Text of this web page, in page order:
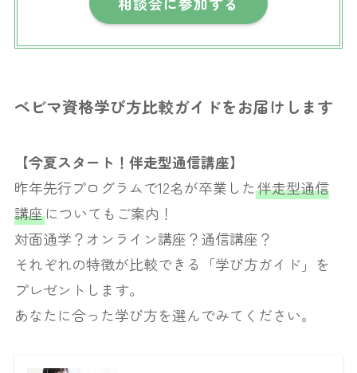
ベビマ資格学び方比較ガイドをお届けします
【今夏スタート！伴走型通信講座】
昨年先行プログラムで12名が卒業した伴走型通信
講座についてもご案内！
対面通学？オンライン講座？通信講座？
それぞれの特徴が比較できる「学び方ガイド」を
プレゼントします。
あなたに合った学び方を選んでみてください。